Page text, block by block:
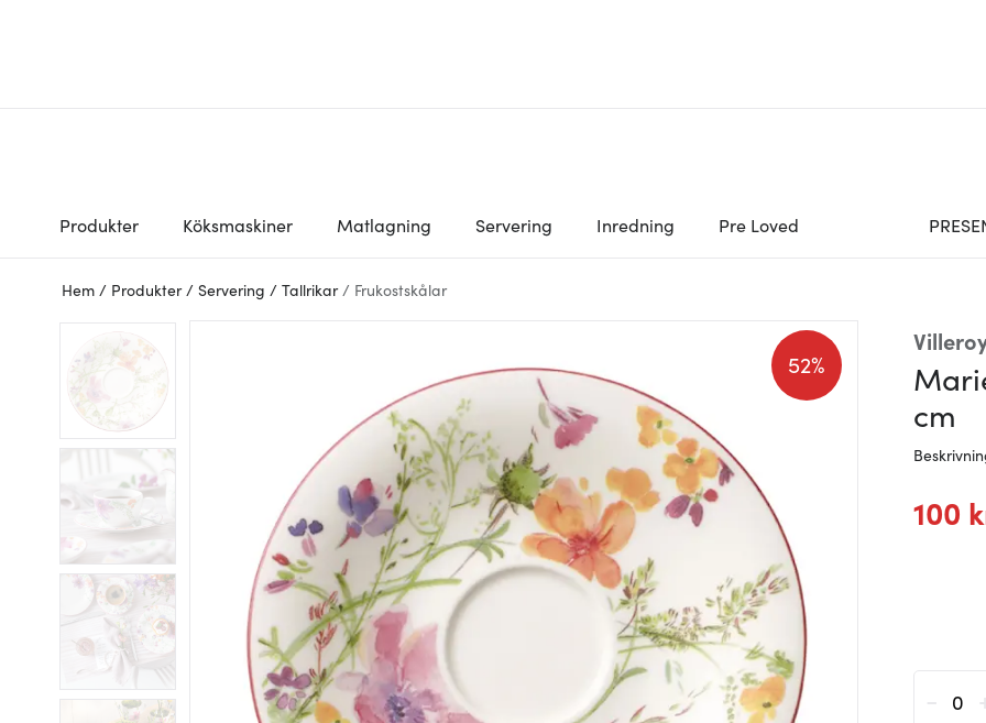
Produkter Köksmaskiner Matlagning Servering Inredning Pre Loved
Hem / Produkter / Servering / Tallrikar / Frukostskålar
cm
52%
100